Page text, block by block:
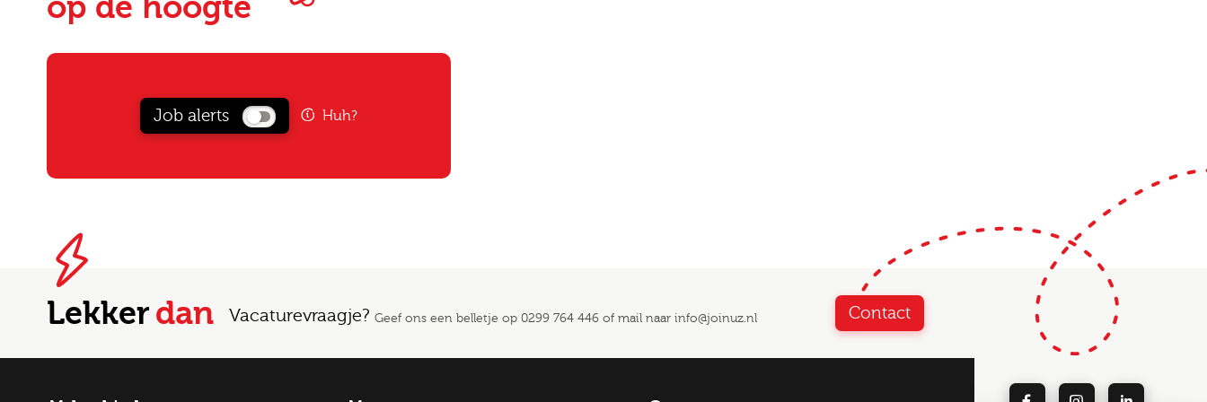
op de hoogte
Job alerts Huh?
Lekkerdan Vacaturevraagje? Geef ons een belletje op 0299 764 446 of mail naar info@joinuz.nl Contact